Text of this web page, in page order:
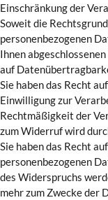
Einschränkung der
Soweit die
personenbezogenen
Ihnen
auf
Sie haben das Recht
Einwilligung zur
Rechtmäßigkeit der
zum Widerruf wird
Sie haben das Recht
personenbezogenen
des Widerspruchs
mehr zum Zwecke